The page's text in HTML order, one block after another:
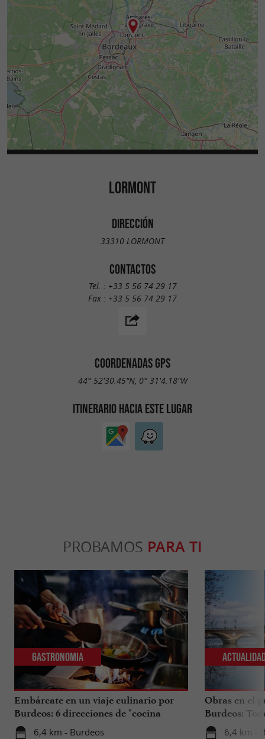
LORMONT
DIRECCIÓN
33310 LORMONT
CONTACTOS
Tel. : +33 5 56 74 29 17
Fax : +33 5 56 74 29 17
COORDENADAS GPS
44° 52'30.45"N, 0° 31'4.18"W
ITINERARIO HACIA ESTE LUGAR
PROBAMOS PARA TI
Embárcate en un viaje culinario por
Burdeos: 6 direcciones de "cocina
internacional"
6,4 km - Burdeos
Gastronomia
Obras en el
Burdeos:
tus viajes en
6,4 km -